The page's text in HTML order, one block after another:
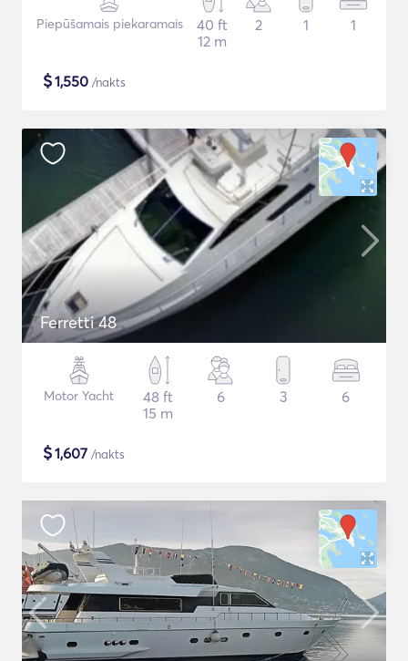
Piepūšamais piekaramais
40 ft
12 m
2 1 1
$1,550 /nakts
Ferretti 48
Motor Yacht
48 ft
15 m
6 3 6
$1,607 /nakts